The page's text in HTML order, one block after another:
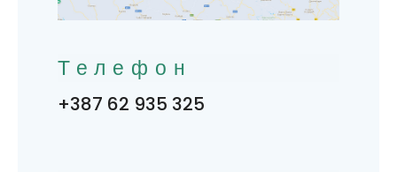
Телефон
+387 62 935 325